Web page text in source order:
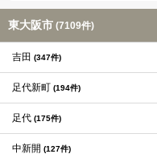
東大阪市 (7109件)
吉田 (347件)
足代新町 (194件)
足代 (175件)
中新開 (127件)